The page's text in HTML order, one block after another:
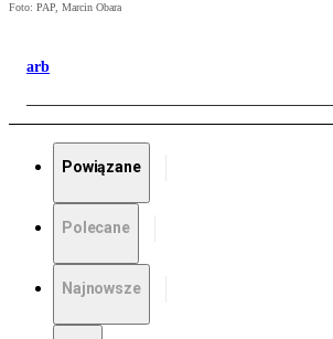
Foto: PAP, Marcin Obara
arb
Powiązane
Polecane
Najnowsze